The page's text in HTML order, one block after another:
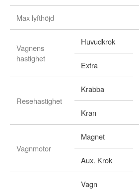
Max lyfthöjd
Vagnens
hastighet
Huvudkrok
Extra
Resehastighet
Krabba
Kran
Vagnmotor
Magnet
Aux. Krok
Vagn